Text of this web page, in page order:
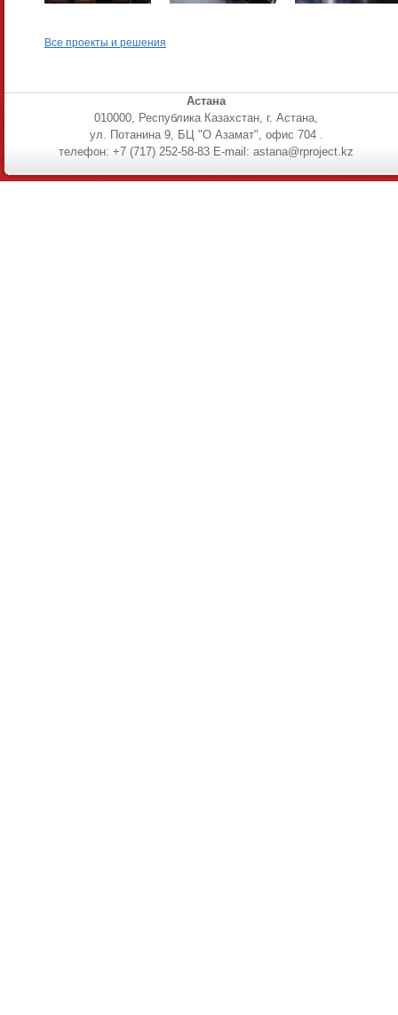
Все проекты и решения
Астана
010000, Республика Казахстан, г. Астана,
ул. Потанина 9, БЦ "О Азамат", офис 704 .
телефон: +7 (717) 252-58-83 E-mail: astana@rproject.kz